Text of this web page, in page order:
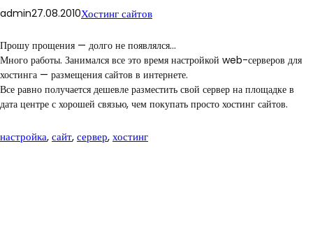
admin27.08.2010Хостинг сайтов
Прошу прощения — долго не появлялся…
Много работы. Занимался все это время настройкой web-серверов для
хостинга — размещения сайтов в интернете.
Все равно получается дешевле разместить свой сервер на площадке в
дата центре с хорошей связью, чем покупать просто хостинг сайтов.
настройка, сайт, сервер, хостинг